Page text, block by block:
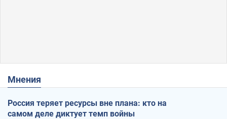
Мнения
Россия теряет ресурсы вне плана: кто на
самом деле диктует темп войны